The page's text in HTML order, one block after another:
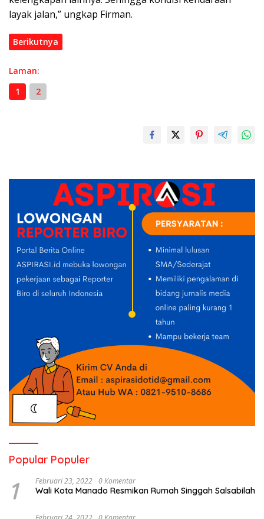
layak jalan,” ungkap Firman.
Berikutnya
Laman:
1
2
Popular Populer
1 Februari 23, 2022 0 Komentar
Wali Kota Manado Resmikan Rumah Singgah Salsabilah